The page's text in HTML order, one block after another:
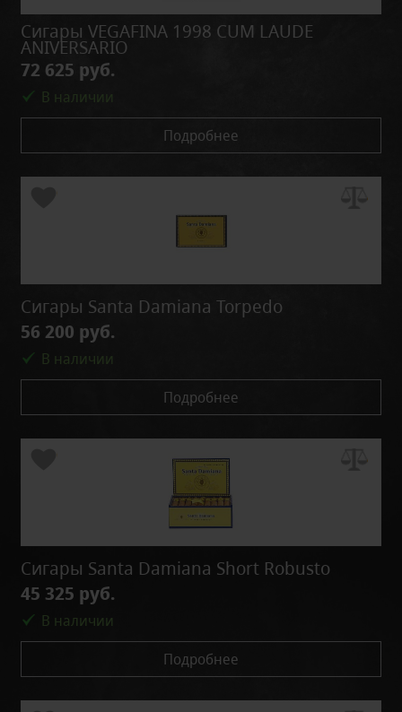
Сигары VEGAFINA 1998 CUM LAUDE
ANIVERSARIO
72 625 руб.
В наличии
Подробнее
Сигары Santa Damiana Torpedo
56 200 руб.
В наличии
Подробнее
Сигары Santa Damiana Short Robusto
45 325 руб.
В наличии
Подробнее